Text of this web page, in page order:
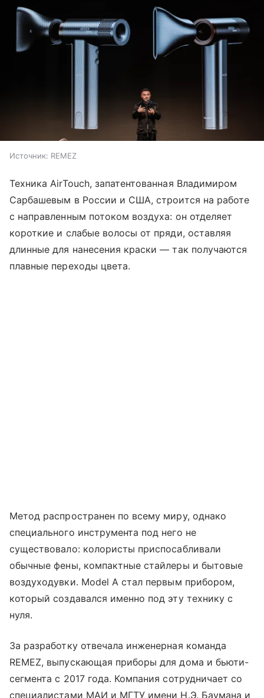
Источник: REMEZ
Техника AirTouch, запатентованная Владимиром
Сарбашевым в России и США, строится на работе
с направленным потоком воздуха: он отделяет
короткие и слабые волосы от пряди, оставляя
длинные для нанесения краски — так получаются
плавные переходы цвета.
Метод распространен по всему миру, однако
специального инструмента под него не
существовало: колористы приспосабливали
обычные фены, компактные стайлеры и бытовые
воздуходувки. Model A стал первым прибором,
который создавался именно под эту технику с
нуля.
За разработку отвечала инженерная команда
REMEZ, выпускающая приборы для дома и бьюти-
сегмента с 2017 года. Компания сотрудничает со
специалистами МАИ и МГТУ имени Н.Э. Баумана и